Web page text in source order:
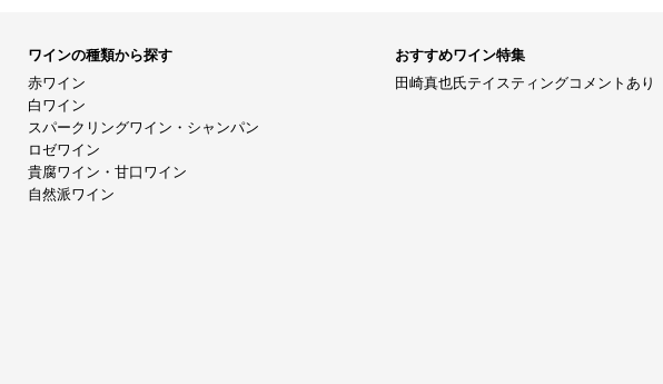
ワインの種類から探す
赤ワイン
白ワイン
スパークリングワイン・シャンパン
ロゼワイン
貴腐ワイン・甘口ワイン
自然派ワイン
おすすめワイン特集
田崎真也氏テイスティングコメントあり